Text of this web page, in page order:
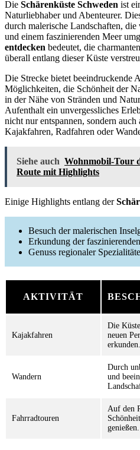
Die Schärenküste Schweden ist
Naturliebhaber und Abenteurer.
durch malerische Landschaften,
und einem faszinierenden Meer
entdecken bedeutet, die
überall entlang dieser Küste
Die Strecke bietet beeindruckende
Möglichkeiten, die Schönheit der
in der Nähe von Stränden und
Aufenthalt ein unvergessliches
nicht nur entspannen, sondern
Kajakfahren, Radfahren oder
Siehe auch Wohnmobil-Tour
Route mit Highlights
Einige Highlights entlang der
Besuch der malerischen
Erkundung der
Genuss regionaler
AKTIVITÄT
Kajakfahren
Die
neuen
erkunden.
Wandern
Durch
und
Fahrradtouren
Auf den
genießen.